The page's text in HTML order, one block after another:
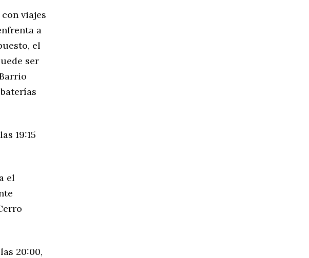
viajes
a
el
ser
19:15
el
20:00,